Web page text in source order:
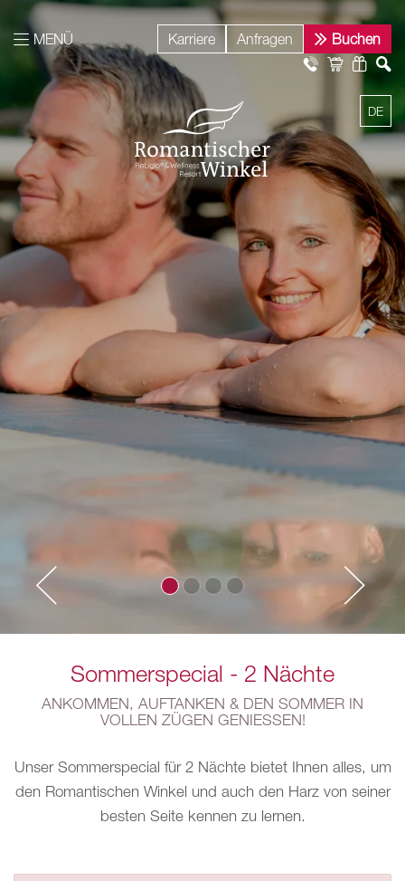
MENÜ
DE
Karriere Anfragen Buchen
Sommerspecial - 2 Nächte
ANKOMMEN, AUFTANKEN & DEN SOMMER IN
VOLLEN ZÜGEN GENIESSEN!
Unser Sommerspecial für 2 Nächte bietet Ihnen alles, um
den Romantischen Winkel und auch den Harz von seiner
besten Seite kennen zu lernen.